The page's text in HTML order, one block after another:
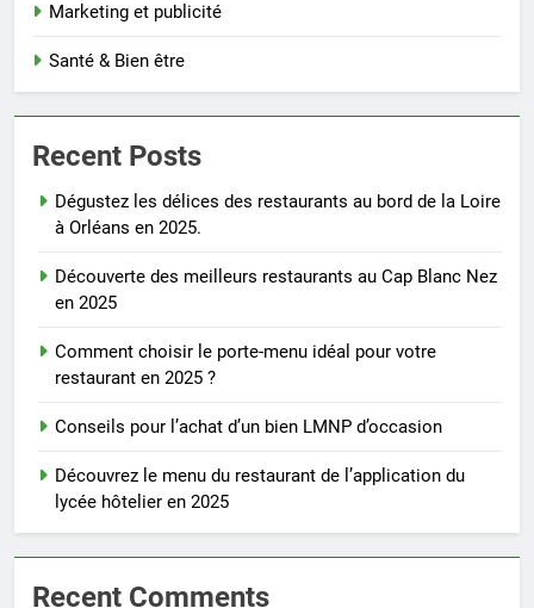
Marketing et publicité
Santé & Bien être
Recent Posts
Dégustez les délices des restaurants au bord de la Loire
à Orléans en 2025.
Découverte des meilleurs restaurants au Cap Blanc Nez
en 2025
Comment choisir le porte-menu idéal pour votre
restaurant en 2025 ?
Conseils pour l’achat d’un bien LMNP d’occasion
Découvrez le menu du restaurant de l’application du
lycée hôtelier en 2025
Recent Comments